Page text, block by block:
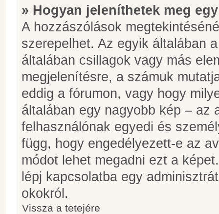
» Hogyan jeleníthetek meg
A hozzászólások
szerepelhet. Az egyik általában
általában csillagok vagy más
megjelenítésre, a számuk
eddig a fórumon, vagy hogy
általában egy nagyobb kép – az
felhasználónak egyedi és
függ, hogy engedélyezett-e az
módot lehet megadni ezt a
lépj kapcsolatba egy
okokról.
Vissza a tetejére